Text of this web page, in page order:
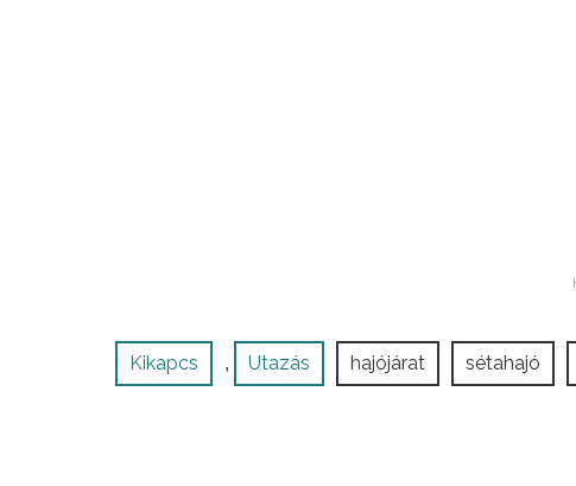
Kikapcs , Utazás hajójárat sétahajó